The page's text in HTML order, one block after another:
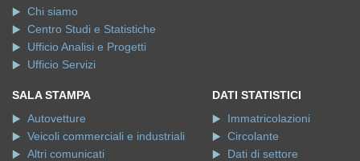
Chi siamo
Centro Studi e Statistiche
Ufficio Analisi e Progetti
Ufficio Servizi
SALA STAMPA
Autovetture
Veicoli commerciali e industriali
Altri comunicati
DATI STATISTICI
Immatricolazioni
Circolante
Dati di settore